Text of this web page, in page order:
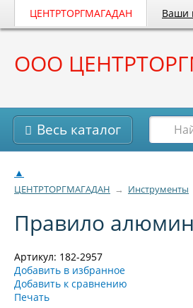
ЦЕНТРТОРГМАГАДАН Ваши
ООО
Весь каталог
▲
ЦЕНТРТОРГМАГАДАН → Инструменты
Правило
Артикул: 182-2957
Добавить в избранное
Добавить к сравнению
Печать